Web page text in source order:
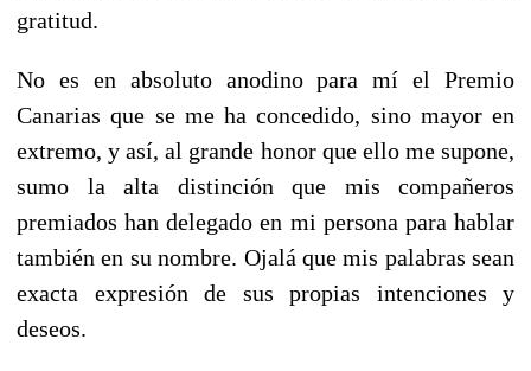
gratitud.
No es en absoluto anodino para mí el Premio
Canarias que se me ha concedido, sino mayor en
extremo, y así, al grande honor que ello me supone,
sumo la alta distinción que mis compañeros
premiados han delegado en mi persona para hablar
también en su nombre. Ojalá que mis palabras sean
exacta expresión de sus propias intenciones y
deseos.